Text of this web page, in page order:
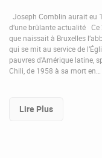
Joseph Comblin aurait eu
d’une brûlante actualité
que naissait à Bruxelles
qui se mit au service de
pauvres d’Amérique latine,
Chili, de 1958 à sa mort en…
Lire Plus